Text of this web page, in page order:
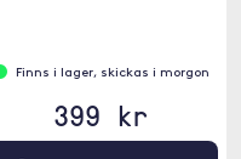
Finns i lager, skickas i morgon
399 kr